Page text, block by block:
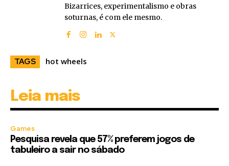
Bizarrices, experimentalismo e obras
soturnas, é com ele mesmo.
TAGS hot wheels
Leia mais
Games
Pesquisa revela que 57% preferem jogos de
tabuleiro a sair no sábado